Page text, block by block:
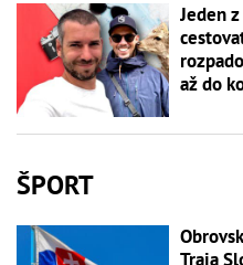
Jeden
až do
ŠPORT
Traja